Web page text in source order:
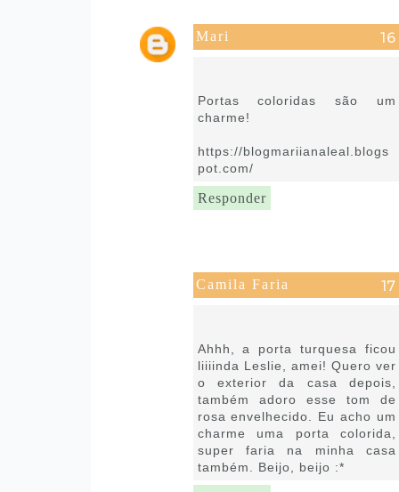
Mari
Portas coloridas são um
charme!
https://blogmariianaleal.blogs
pot.com/
Responder
Camila Faria
Ahhh, a porta turquesa ficou
liiiinda Leslie, amei! Quero ver
o exterior da casa depois,
também adoro esse tom de
rosa envelhecido. Eu acho um
charme uma porta colorida,
super faria na minha casa
também. Beijo, beijo :*